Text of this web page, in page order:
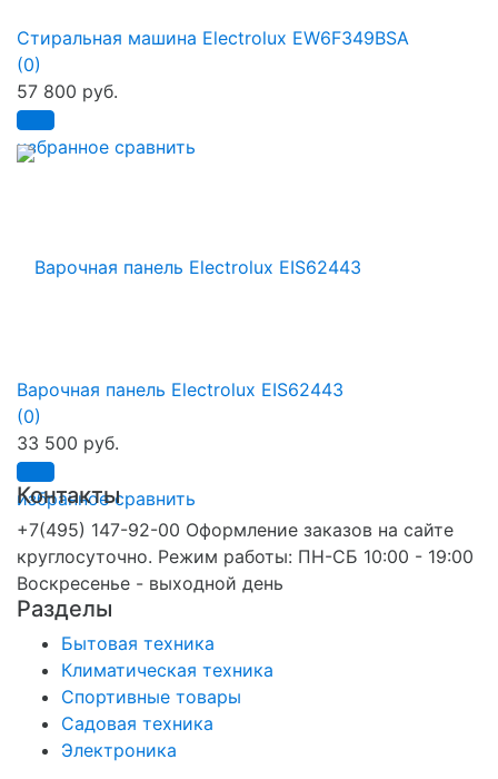
избранное сравнить
Стиральная машина Electrolux EW6F349BSA
(0)
57 800 руб.
избранное сравнить
Варочная панель Electrolux EIS62443
(0)
33 500 руб.
Контакты
+7(495) 147-92-00 Оформление заказов на сайте
круглосуточно. Режим работы: ПН-СБ 10:00 - 19:00
Воскресенье - выходной день
Разделы
Бытовая техника
Климатическая техника
Спортивные товары
Садовая техника
Электроника